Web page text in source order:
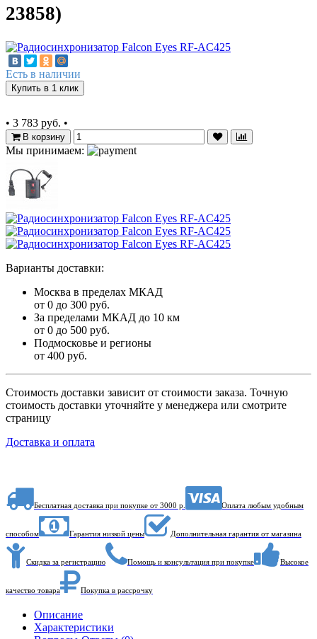
23858)
Есть в наличии
Купить в 1 клик
• 3 783 руб. •
В корзину
Мы принимаем:
Варианты доставки:
Москва в пределах МКАД
от 0 до 300 руб.
За пределами МКАД до 10 км
от 0 до 500 руб.
Подмосковье и регионы
от 400 руб.
Стоимость доставки зависит от стоимости заказа. Точную
стоимость доставки уточняйте у менеджера или смотрите
страницу
Доставка и оплата
Бесплатная доставка при покупке от 3000 р. Оплата любым удобным
способом Гарантия низкой цены Дополнительная гарантия от магазина
Скидка за регистрацию Помощь и консультация при покупке Высокое
качество товара Покупка в рассрочку
Описание
Характеристики